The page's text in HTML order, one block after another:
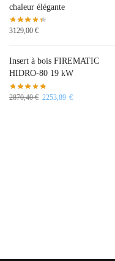
chaleur élégante
3129,00 €
Insert à bois FIREMATIC
HIDRO-80 19 kW
2870,40€ 2253,89 €